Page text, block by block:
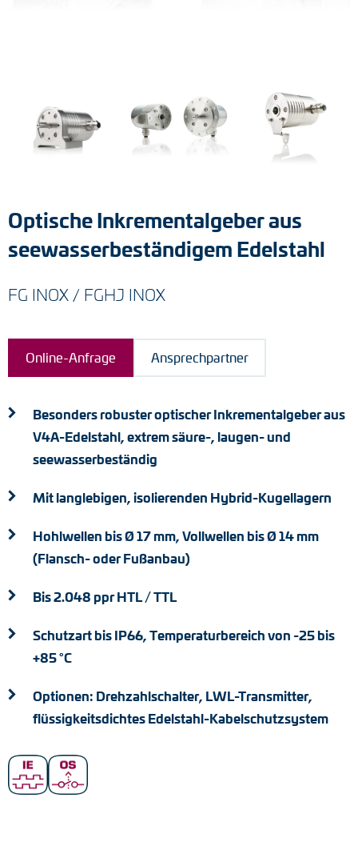
Impulsumformer
Kabelschutz
DC Motoren
AC Synchrongeneratoren
Optische Inkrementalgeber aus
seewasserbeständigem Edelstahl
FG INOX / FGHJ INOX
Online-Anfrage Ansprechpartner
Besonders robuster optischer Inkrementalgeber aus
V4A-Edelstahl, extrem säure-, laugen- und
seewasserbeständig
Mit langlebigen, isolierenden Hybrid-Kugellagern
Hohlwellen bis Ø 17 mm, Vollwellen bis Ø 14 mm
(Flansch- oder Fußanbau)
Bis 2.048 ppr HTL / TTL
Schutzart bis IP66, Temperaturbereich von -25 bis
+85 °C
Optionen: Drehzahlschalter, LWL-Transmitter,
flüssigkeitsdichtes Edelstahl-Kabelschutzsystem